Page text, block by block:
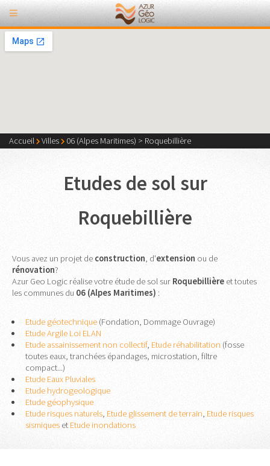
Accueil Villes 06 (Alpes Maritimes) > Roquebillière
Etudes de sol sur
Roquebillière
Vous avez un projet de construction , d'extension ou de
rénovation?
Azur Geo Logic réalise votre étude de sol sur Roquebillière et toutes
les communes du 06 (Alpes Maritimes) :
Etude géotechnique(Fondation, Dommage Ouvrage)
Etude Argile Loi ELAN
Etude assainissement non collectif, Etude réhabilitation (fosse
toutes eaux, tranchées épandages, microstation, filtre
compact...)
Etude Eaux Pluviales
Etude hydrogeologique
Etude géophysique
Etude risques naturels, Etude glissement de terrain, Etude risques
sismiqueset Etude inondations